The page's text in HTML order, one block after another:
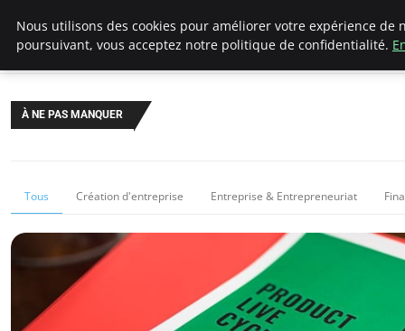
LECFCM
À NE PAS MANQUER
Tous Création d'entreprise Entreprise & Entrepreneuriat
Nous utilisons des cookies pour améliorer votre expérience de
poursuivant, vous acceptez notre politique de confidentialité.